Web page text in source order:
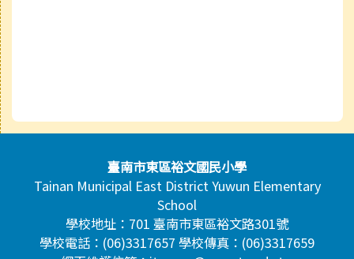
頁尾區域內容臺南市東區裕文國民小學
Tainan Municipal East District Yuwun Elementary
School
學校地址：701 臺南市東區裕文路301號
學校電話：(06)3317657 學校傳真：(06)3317659